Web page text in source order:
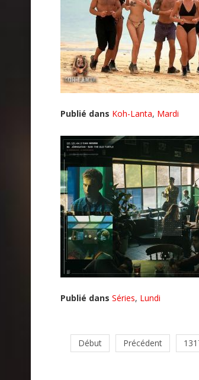
Publié dans Koh-Lanta, Mardi
Publié dans Séries, Lundi
Début Précédent